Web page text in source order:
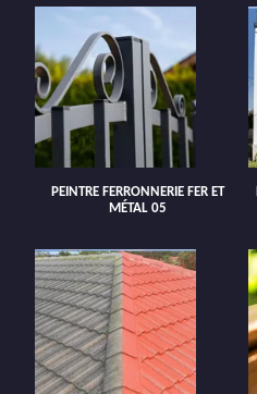
PEINTRE FERRONNERIE FER ET
MÉTAL 05